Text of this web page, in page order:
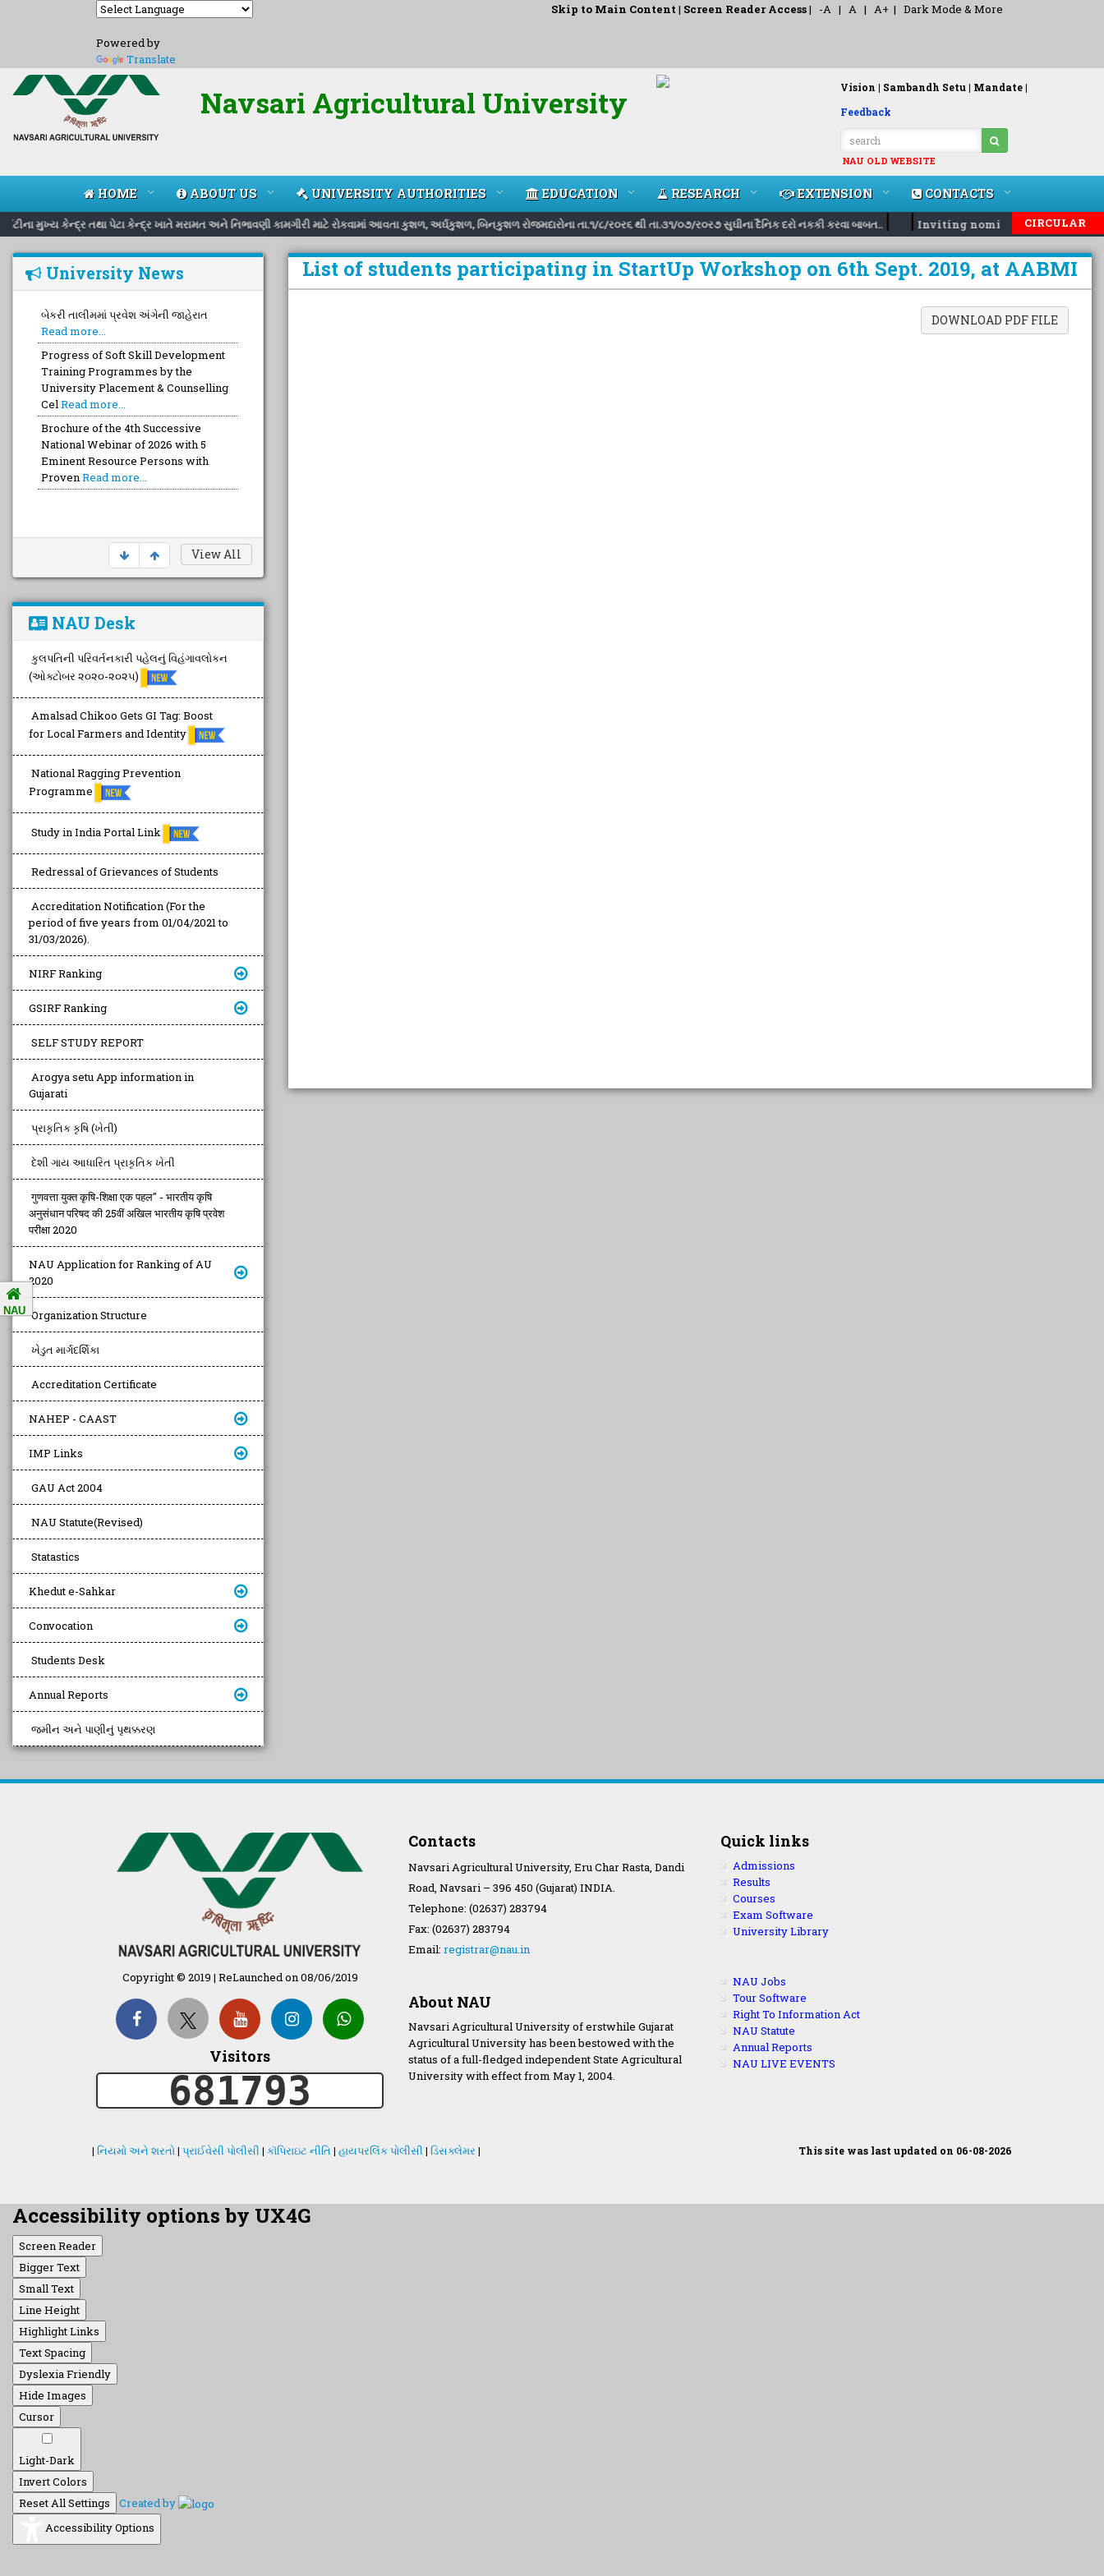
Powered by
Translate
Skip to Main Content | Screen Reader Access| -A | A | A+ | Dark Mode & More
Navsari Agricultural University Vision | Sambandh Setu | Mandate |
Feedback
NAU OLD WEBSITE
HOME ABOUT US UNIVERSITY AUTHORITIES EDUCATION RESEARCH EXTENSION CONTACTS
મુખ્ય કેન્દ્ર તથા પેટા કેન્દ્ર ખાતે મરામત અને નિભાવણી કામગીરી માટે રોકવામાં આવતા કુશળ, અર્ઘકુશળ, બિનકુશળ રોજમદારોના તા.૧/૮/ર૦ર૬ થી તા.૩૧/૦૭/ર૦ર૭ સુઘીના દૈનિક દરો નકકી કરવા બાબત..| | Inviting nomination for 5 days
CIRCULAR
University News
બેકરી તાલીમમાં પ્રવેશ અંગેની જાહેરાત
Read more...
Progress of Soft Skill Development
Training Programmes by the
University Placement & Counselling
CelRead more...
Brochure of the 4th Successive
National Webinar of 2026 with 5
Eminent Resource Persons with
ProvenRead more...
View All
NAU Desk
કુલપતિની પરિવર્તનકારી પહેલનું વિહંગાવલોકન
(ઓક્ટોબર ૨૦૨૦-૨૦૨૫)
Amalsad Chikoo Gets GI Tag: Boost
for Local Farmers and Identity
National Ragging Prevention
Programme
Study in India Portal Link
Redressal of Grievances of Students
Accreditation Notification (For the
period of five years from 01/04/2021 to
31/03/2026).
NIRF Ranking
GSIRF Ranking
SELF STUDY REPORT
Arogya setu App information in
Gujarati
પ્રાકૃતિક કૃષિ (ખેતી)
દેશી ગાય આધારિત પ્રાકૃતિક ખેતી
गुणवत्ता युक्त कृषि-शिक्षा एक पहल" - भारतीय कृषि
अनुसंधान परिषद की 25वीं अखिल भारतीय कृषि प्रवेश
परीक्षा 2020
NAU Application for Ranking of AU
2020
Organization Structure
ખેડુત માર્ગદર્શિકા
Accreditation Certificate
NAHEP - CAAST
IMP Links
GAU Act 2004
NAU Statute(Revised)
Statastics
Khedut e-Sahkar
Convocation
Students Desk
Annual Reports
જમીન અને પાણીનું પૃથક્કરણ
List of students participating in StartUp Workshop on 6th Sept. 2019, at AABMI
DOWNLOAD PDF FILE
Copyright © 2019 | ReLaunched on 08/06/2019
Visitors
681793
Contacts
Navsari Agricultural University, Eru Char Rasta, Dandi
Road, Navsari – 396 450 (Gujarat) INDIA.
Telephone: (02637) 283794
Fax: (02637) 283794
Email: registrar@nau.in
About NAU
Navsari Agricultural University of erstwhile Gujarat
Agricultural University has been bestowed with the
status of a full-fledged independent State Agricultural
University with effect from May 1, 2004.
Quick links
Admissions
Results
Courses
Exam Software
University Library
NAU Jobs
Tour Software
Right To Information Act
NAU Statute
Annual Reports
NAU LIVE EVENTS
| નિયમો અને શરતો| પ્રાઈવેસી પોલીસી | કૉપિરાઇટ નીતિ | હાયપરલિંક પોલીસી | ડિસક્લેમર | This site was last updated on 06-08-2026
NAU
Accessibility options by UX4G
Screen Reader
Bigger Text
Small Text
Line Height
Highlight Links
Text Spacing
Dyslexia Friendly
Hide Images
Cursor
Light-Dark
Invert Colors
Reset All Settings
Created by
Accessibility Options